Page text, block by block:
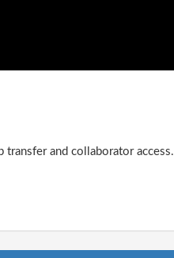
and collaborator access.